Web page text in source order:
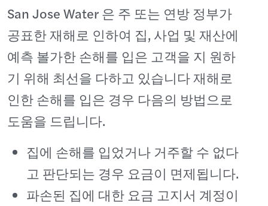
San Jose Water 은 주 또는 연방 정부가
공표한 재해로 인하여 집, 사업 및 재산에
예측 볼가한 손해를 입은 고객을 지 원하
기 위해 최선을 다하고 있습니다 재해로
인한 손해를 입은 경우 다음의 방법으로
도움을 드립니다.
집에 손해를 입었거나 거주할 수 없다
고 판단되는 경우 요금이 면제됩니다.
파손된 집에 대한 요금 고지서 계정이